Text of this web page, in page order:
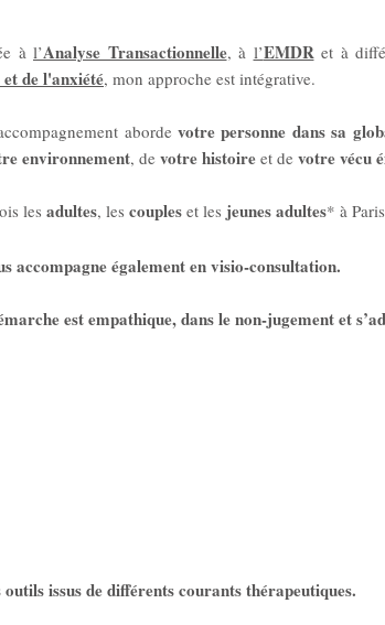
à l’Analyse Transactionnelle, à l’EMDRet à
et de l'anxiété, mon approche est intégrative.
abordevotre personne dans sa
environnement, de votre histoire et de votre vécu
les adultes, les couples et les jeunes adultes* à
accompagne également en visio-consultation.
est empathique, dans le non-jugement et
issus de différents courants thérapeutiques.